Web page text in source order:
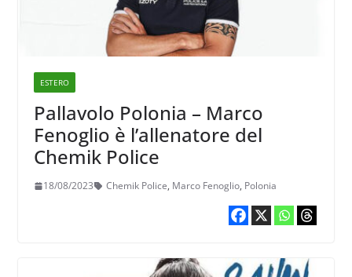
ESTERO
Pallavolo Polonia – Marco
Fenoglio è l’allenatore del
Chemik Police
18/08/2023 Chemik Police, Marco Fenoglio, Polonia